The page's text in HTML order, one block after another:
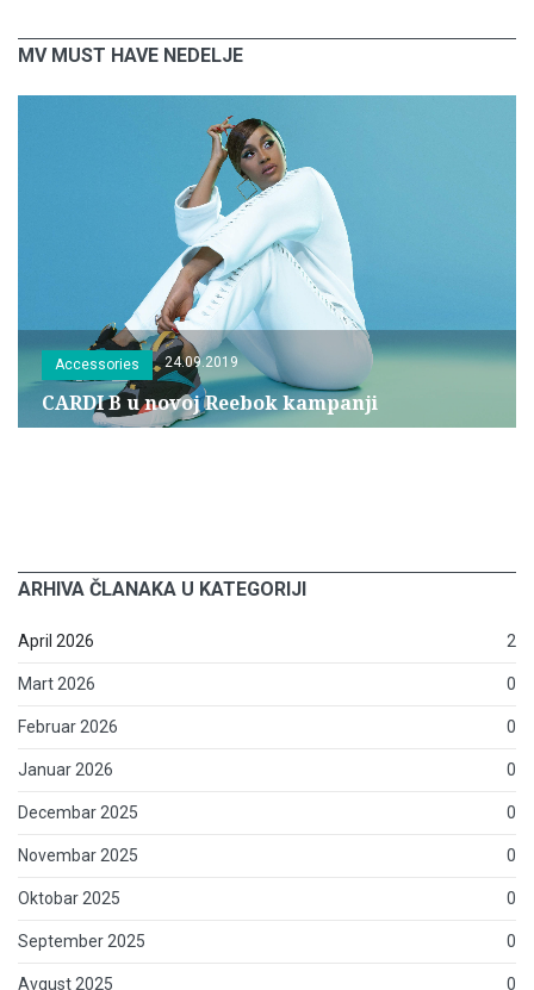
MV MUST HAVE NEDELJE
Accessories 24.09.2019
CARDI B u novoj Reebok kampanji
ARHIVA ČLANAKA U KATEGORIJI
April 2026 2
Mart 2026 0
Februar 2026 0
Januar 2026 0
Decembar 2025 0
Novembar 2025 0
Oktobar 2025 0
September 2025 0
Avgust 2025 0